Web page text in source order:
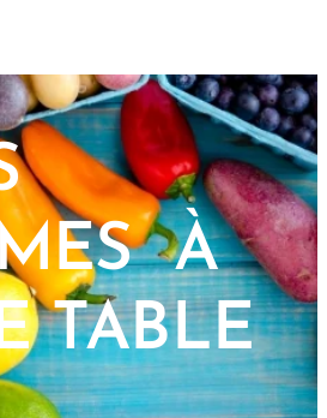
À
TABLE